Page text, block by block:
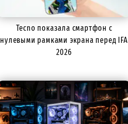
Tecno показала смартфон с
нулевыми рамками экрана перед IFA
2026